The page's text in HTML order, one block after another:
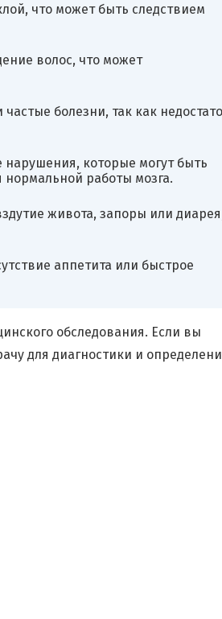
что может быть следствием
волос, что может
болезни, так как
которые могут быть
работы мозга.
живота, запоры или
аппетита или быстрое
обследования. Если вы
для диагностики и